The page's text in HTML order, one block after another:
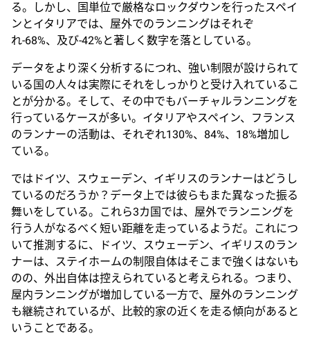
る。しかし、国単位で厳格なロックダウンを行ったスペイ
ンとイタリアでは、屋外でのランニングはそれぞ
れ-68%、及び-42%と著しく数字を落としている。
データをより深く分析するにつれ、強い制限が設けられて
いる国の人々は実際にそれをしっかりと受け入れているこ
とが分かる。そして、その中でもバーチャルランニングを
行っているケースが多い。イタリアやスペイン、フランス
のランナーの活動は、それぞれ130%、84%、18%増加し
ている。
ではドイツ、スウェーデン、イギリスのランナーはどうし
ているのだろうか？データ上では彼らもまた異なった振る
舞いをしている。これら3カ国では、屋外でランニングを
行う人がなるべく短い距離を走っているようだ。これにつ
いて推測するに、ドイツ、スウェーデン、イギリスのラン
ナーは、ステイホームの制限自体はそこまで強くはないも
のの、外出自体は控えられていると考えられる。つまり、
屋内ランニングが増加している一方で、屋外のランニング
も継続されているが、比較的家の近くを走る傾向があると
いうことである。